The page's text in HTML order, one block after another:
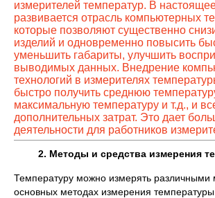
измерителей температур. В
развивается отрасль компьютерных
которые позволяют существенно
изделий и одновременно повысить
уменьшить габариты, улучшить
выводимых данных. Внедрение
технологий в измерителях
быстро получить среднюю
максимальную температуру и т.д., и
дополнительных затрат. Это дает
деятельности для работников
2. Методы и средства измерения
Температуру можно измерять
основных методах измерения